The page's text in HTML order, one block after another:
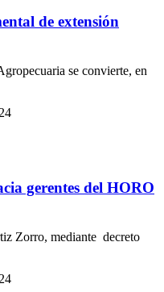
de extensión
se convierte, en
gerentes del HORO
Zorro, mediante decreto